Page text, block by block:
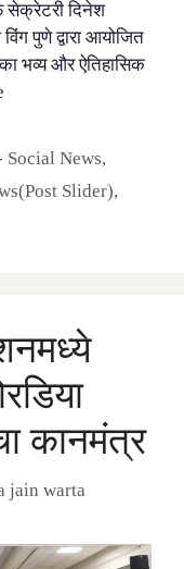
सेक्रेटरी दिनेश
पुणे द्वारा आयोजित
भव्य और ऐतिहासिक
Social News,
Slider),
कानमंत्र
jain warta